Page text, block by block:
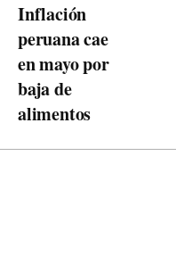
Inflación
peruana cae
en mayo por
baja de
alimentos